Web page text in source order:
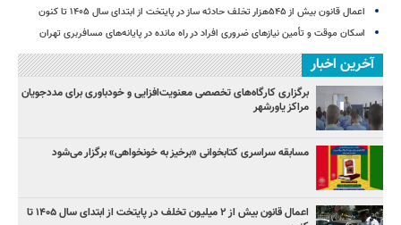
اعمال قانون بیش از ۵۴۵هزار تخلف حادثه ساز در پایتخت از ابتدای سال ۱۴۰۵ تا کنون
اسکان موقت و تأمین نیازهای ضروری افراد در راه مانده در پایانه‌های مسافربری تهران
آخرین اخبار
برگزاری کارگاه‌های تخصصی معنویت‌افزایی و خودباوری برای مددجویان
مراکز یاورشهر
مسابقه سراسری کتابخوانی «برخیز به خونخواهی» برگزار می‌شود
اعمال قانون بیش از ۲ میلیون تخلف در پایتخت از ابتدای سال ۱۴۰۵ تا